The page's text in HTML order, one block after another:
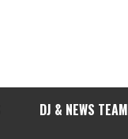
DJ & NEWS TEAM